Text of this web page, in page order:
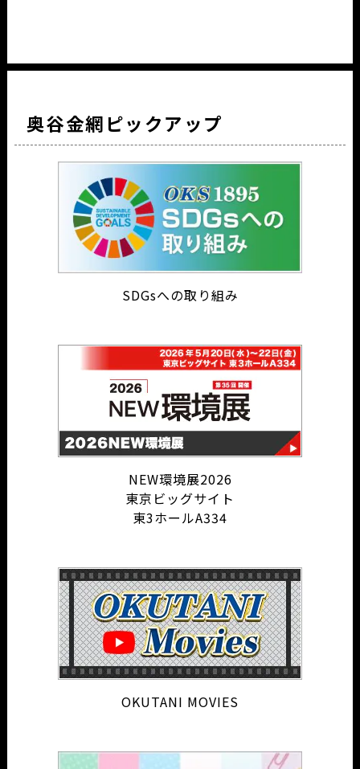
奥谷金網ピックアップ
SDGsへの取り組み
NEW環境展2026
東京ビッグサイト
東3ホールA334
OKUTANI MOVIES